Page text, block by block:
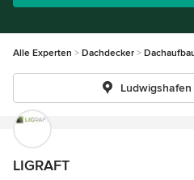
Alle Experten Dachdecker
LIGRAFT